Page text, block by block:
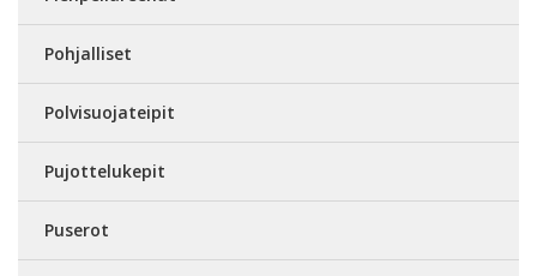
Pohjalliset
Polvisuojateipit
Pujottelukepit
Puserot